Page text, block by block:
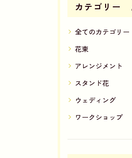
カテゴリー
全てのカテゴリー
花束
アレンジメント
スタンド花
ウェディング
ワークショップ